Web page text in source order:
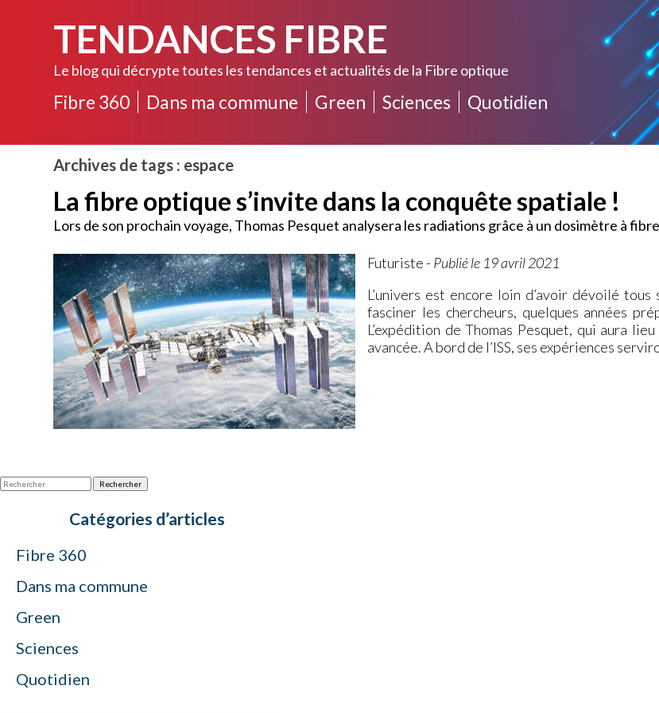
TENDANCES FIBRE
Le blog qui décrypte toutes les tendances et actualités de la Fibre optique
Fibre 360 Dans ma commune Green Sciences Quotidien
Archives de tags : espace
La fibre optique s’invite dans la conquête spatiale !
Lors de son prochain voyage, Thomas Pesquet analysera les radiations grâce à un dosimètre à
Futuriste - Publié le 19 avril 2021
L’univers est encore loin d’avoir dévoilé
fasciner les chercheurs, quelques années
L’expédition de Thomas Pesquet, qui aura
avancée. A bord de l’ISS, ses expériences
Rechercher
Catégories d’articles
Fibre 360
Dans ma commune
Green
Sciences
Quotidien